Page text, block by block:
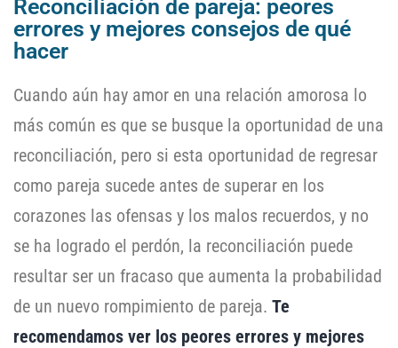
Reconciliación de pareja: peores
errores y mejores consejos de qué
hacer
Cuando aún hay amor en una relación amorosa lo
más común es que se busque la oportunidad de una
reconciliación, pero si esta oportunidad de regresar
como pareja sucede antes de superar en los
corazones las ofensas y los malos recuerdos, y no
se ha logrado el perdón, la reconciliación puede
resultar ser un fracaso que aumenta la probabilidad
de un nuevo rompimiento de pareja. Te
recomendamos ver los peores errores y mejores